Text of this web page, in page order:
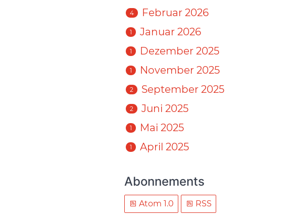
4 Februar 2026
1 Januar 2026
1 Dezember 2025
1 November 2025
2 September 2025
2 Juni 2025
1 Mai 2025
1 April 2025
Abonnements
Atom 1.0 RSS